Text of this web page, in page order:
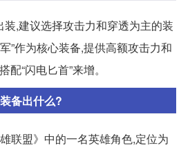
,建议选择攻击力和穿透为主的装
”作为核心装备,提供高额攻击力和
“闪电匕首”来增。
备出什么?
联盟》中的一名英雄角色,定位为